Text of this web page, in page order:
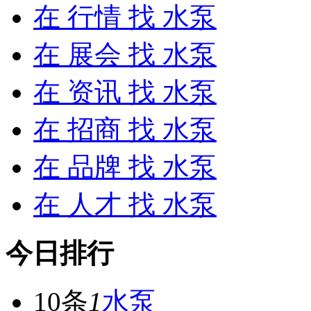
在 行情 找 水泵
在 展会 找 水泵
在 资讯 找 水泵
在 招商 找 水泵
在 品牌 找 水泵
在 人才 找 水泵
今日排行
10条1水泵